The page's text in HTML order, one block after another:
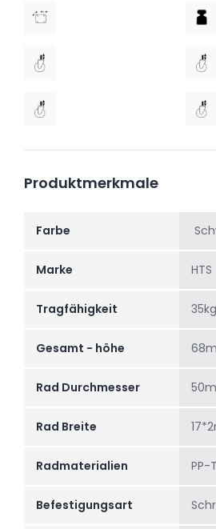
Produktmerkmale
Farbe
Marke HTS
Tragfähigkeit 35kg
Gesamt - höhe
Rad Durchmesser
Rad Breite
Radmaterialien PP-
Befestigungsart